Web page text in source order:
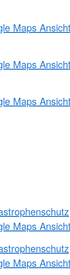
Maps Ansicht
Maps Ansicht
Maps Ansicht
Maps Ansicht
Maps Ansicht